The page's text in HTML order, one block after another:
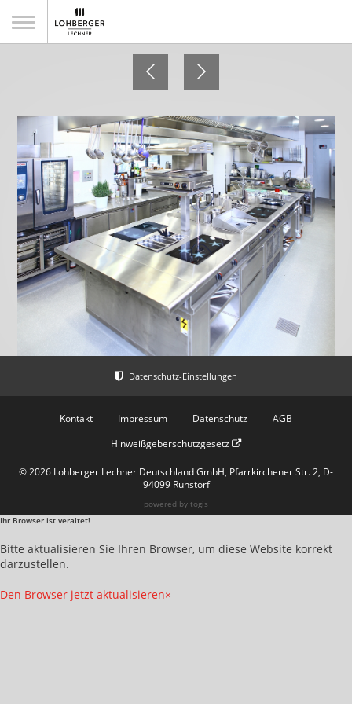
"Wirt in Steinbrunn"
Kontakt Impressum Datenschutz
AGB
Hinweißgeberschutzgesetz
© 2026 Lohberger Lechner Deutschland GmbH, Pfarrkirchener Str. 2, D-
94099 Ruhstorf
powered by togis
Ihr Browser ist veraltet!
Bitte aktualisieren Sie Ihren Browser, um diese Website korrekt
darzustellen.
Den Browser jetzt aktualisieren×